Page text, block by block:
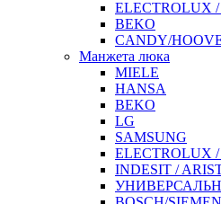
ELECTROLUX
BEKO
CANDY/
Манжета люка
MIELE
HANSA
BEKO
LG
SAMSUNG
ELECTROLUX
INDESIT /